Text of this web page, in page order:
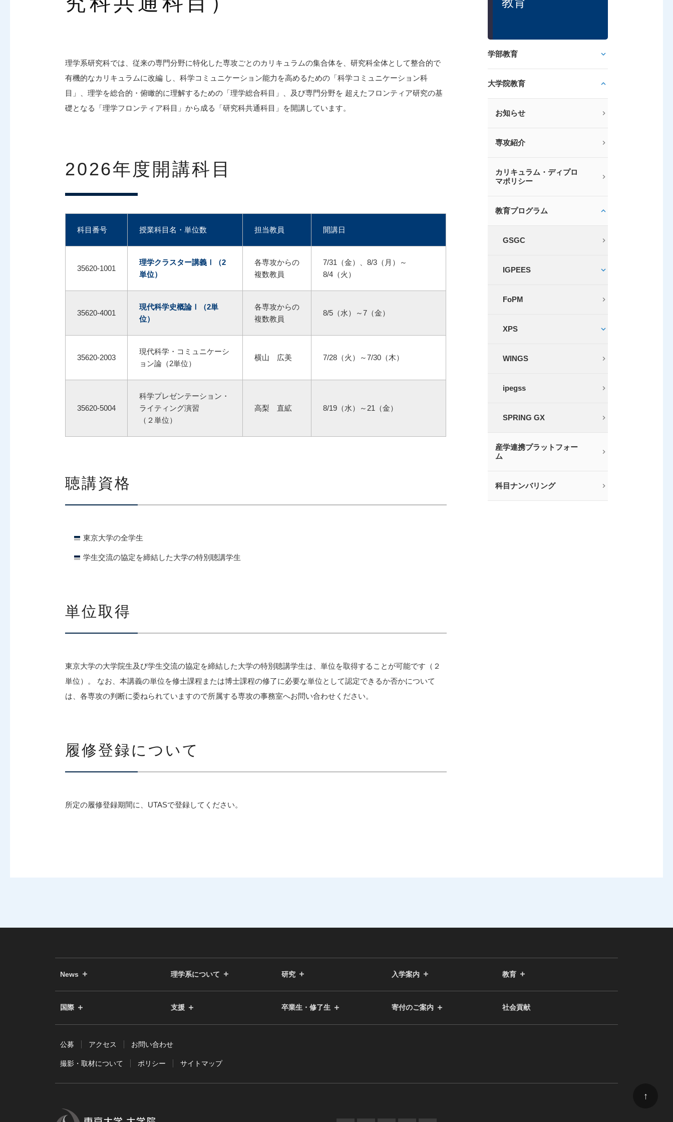
理学系研究科では、従来の専門分野に特化した専攻ごとのカリキュラムの集合体を、研究科全体として整合的で
有機的なカリキュラムに改編 し、科学コミュニケーション能力を高めるための「科学コミュニケーション科
目」、理学を総合的・俯瞰的に理解するための「理学総合科目」、及び専門分野を 超えたフロンティア研究の基
礎となる「理学フロンティア科目」から成る「研究科共通科目」を開講しています。
2026年度開講科目
科目番号 授業科目名・単位数 担当教員 開講日
35620-1001
理学クラスター講義Ⅰ（2
単位）
各専攻からの
複数教員
7/31（金）、8/3（月）～
8/4（火）
35620-4001
現代科学史概論Ⅰ（2単
位）
各専攻からの
複数教員
8/5（水）～7（金）
35620-2003
現代科学・コミュニケーシ
ョン論（2単位）
横山 広美 7/28（火）～7/30（木）
35620-5004
科学プレゼンテーション・
ライティング演習
（２単位）
高梨 直絋 8/19（水）～21（金）
聴講資格
東京大学の全学生
学生交流の協定を締結した大学の特別聴講学生
単位取得
東京大学の大学院生及び学生交流の協定を締結した大学の特別聴講学生は、単位を取得することが可能です（２
単位）。 なお、本講義の単位を修士課程または博士課程の修了に必要な単位として認定できるか否かについて
は、各専攻の判断に委ねられていますので所属する専攻の事務室へお問い合わせください。
履修登録について
所定の履修登録期間に、UTASで登録してください。
学部教育
大学院教育
お知らせ
専攻紹介
カリキュラム・ディプロ
マポリシー
教育プログラム
GSGC
IGPEES
FoPM
XPS
WINGS
ipegss
SPRING GX
産学連携プラットフォー
ム
科目ナンバリング
News 理学系について 研究 入学案内 教育
国際 支援 卒業生・修了生 寄付のご案内 社会貢献
公募 アクセス お問い合わせ
撮影・取材について ポリシー サイトマップ
↑